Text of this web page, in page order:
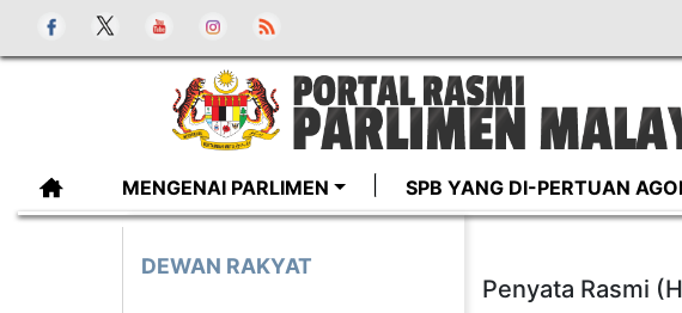
MENGENAI PARLIMEN SPB YANG DI-PERTUAN
Penyata Rasmi
DEWAN RAKYAT